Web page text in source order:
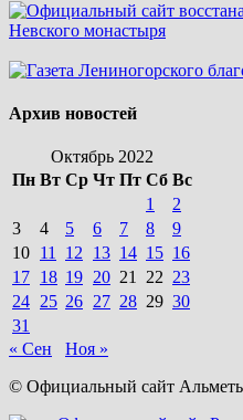
Архив новостей
Октябрь 2022
Пн Вт Ср Чт Пт Сб Вс
1
2
3
4 5 6 7 8
9
10 11 12 13 14 15 16
17 18 19 20 21 22 23
24 25 26 27 28 29 30
31
« Сен
Ноя »
© Официальный сайт